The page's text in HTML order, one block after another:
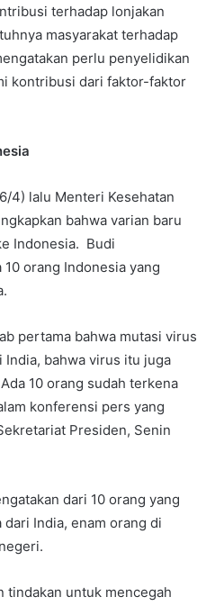
terhadap lonjakan
masyarakat terhadap
perlu penyelidikan
kontribusi dari faktor-faktor
4) lalu Menteri Kesehatan
bahwa varian baru
Indonesia. Budi
orang Indonesia yang
pertama bahwa mutasi virus
India, bahwa virus itu juga
10 orang sudah terkena
konferensi pers yang
Presiden, Senin
dari 10 orang yang
India, enam orang di
tindakan untuk mencegah